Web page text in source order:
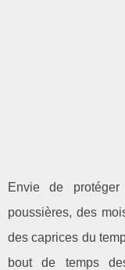
Envie de
poussières, des
des caprices du
bout de temps